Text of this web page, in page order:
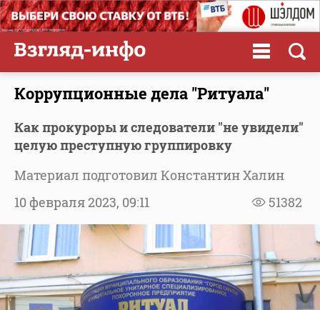
Коррупционные дела "Ритуала"
Как прокуроры и следователи "не увидели"
целую преступную группировку
Материал подготовил Константин Халин
51382
10 февраля 2023, 09:11